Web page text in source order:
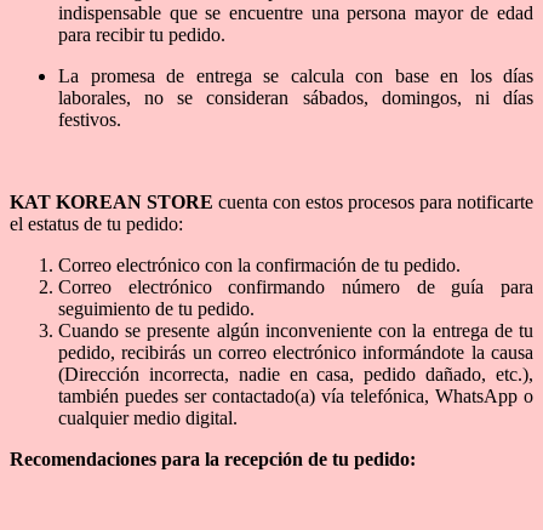
indispensable que se encuentre una persona mayor de edad
para recibir tu pedido.
La promesa de entrega se calcula con base en los días
laborales, no se consideran sábados, domingos, ni días
festivos.
KAT KOREAN STORE cuenta con estos procesos para notificarte
el estatus de tu pedido:
Correo electrónico con la confirmación de tu pedido.
Correo electrónico confirmando número de guía para
seguimiento de tu pedido.
Cuando se presente algún inconveniente con la entrega de tu
pedido, recibirás un correo electrónico informándote la causa
(Dirección incorrecta, nadie en casa, pedido dañado, etc.),
también puedes ser contactado(a) vía telefónica, WhatsApp o
cualquier medio digital.
Recomendaciones para la recepción de tu pedido: